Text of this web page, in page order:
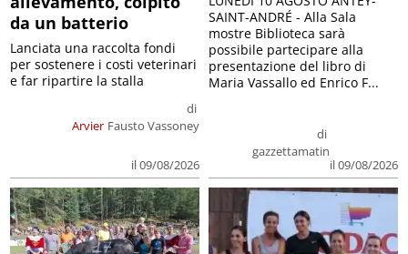
da un batterio
Arvier
di
Fausto Vassoney
il 09/08/2026
Lanciata una raccolta fondi
per sostenere i costi veterinari
e far ripartire la stalla
di
gazzettamatin
il 09/08/2026
SAINT-ANDRÉ - Alla Sala
mostre Biblioteca sarà
possibile partecipare alla
presentazione del libro di
Maria Vassallo ed Enrico F...